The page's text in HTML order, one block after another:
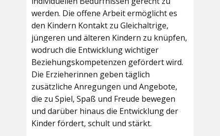
werden. Die offene Arbeit ermöglicht es
den Kindern Kontakt zu Gleichaltrige,
jüngeren und älteren Kindern zu knüpfen,
wodruch die Entwicklung wichtiger
Beziehungskompetenzen gefördert wird.
Die Erzieherinnen geben täglich
zusätzliche Anregungen und Angebote,
die zu Spiel, Spaß und Freude bewegen
und darüber hinaus die Entwicklung der
Kinder fördert, schult und stärkt.